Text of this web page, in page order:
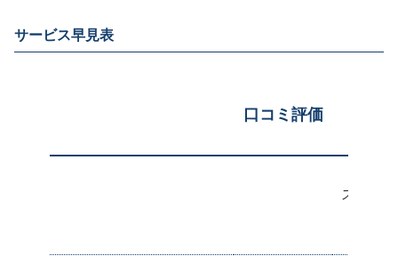
サービス早見表
口コミ評価
スマホ